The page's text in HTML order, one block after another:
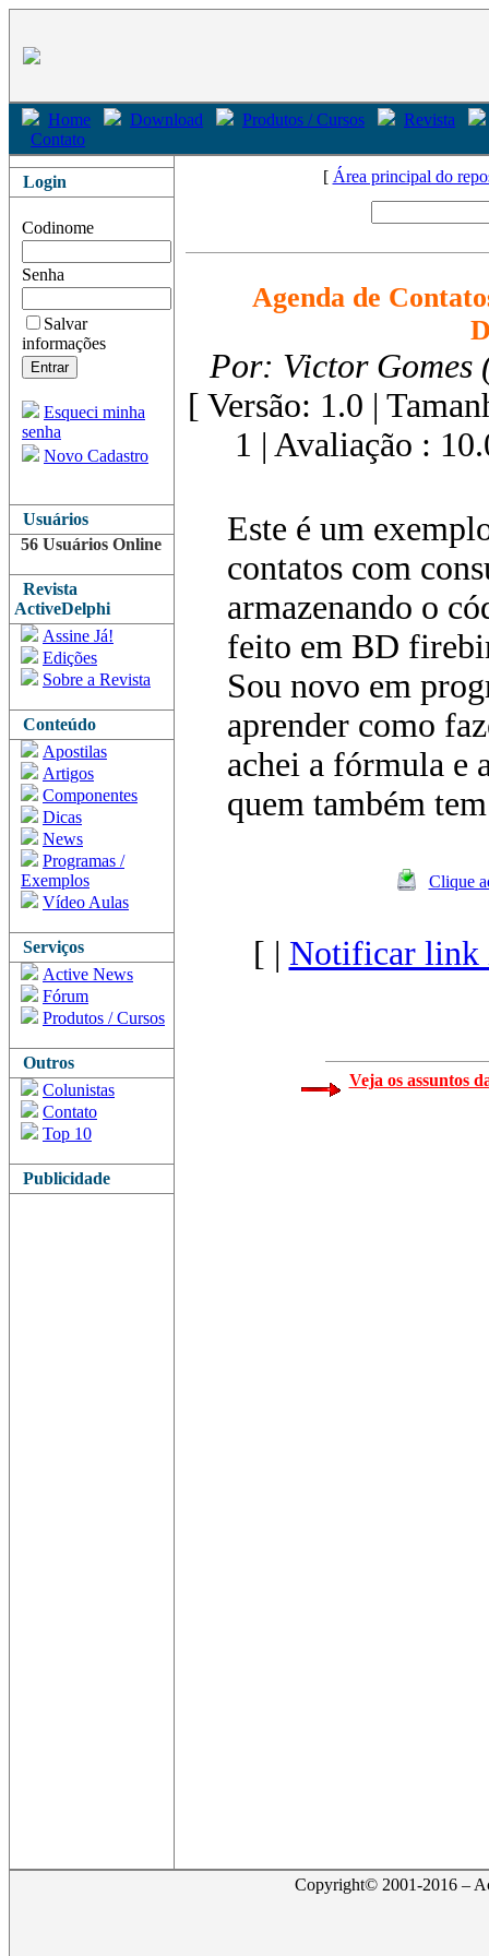
Home Download Produtos / Cursos
Revista
Contato
Login
Codinome
Senha
Salvar
informações
Esqueci minha
senha
Novo Cadastro
Usuários
56 Usuários Online
Revista
ActiveDelphi
Assine Já!
Edições
Sobre a Revista
Conteúdo
Apostilas
Artigos
Componentes
Dicas
News
Programas /
Exemplos
Vídeo Aulas
Serviços
Active News
Fórum
Produtos / Cursos
Outros
Colunistas
Contato
Top 10
Publicidade
[ Área principal do
Agenda de
Por: Victor Gomes
[ Versão: 1.0 |
1 | Avaliação :
Este é um
contatos com
armazenando o
feito em BD
Sou novo em
aprender como
achei a fórmula e
quem também
Clique
[ | Notificar link
Veja os assuntos
Copyright© 2001-2016 –